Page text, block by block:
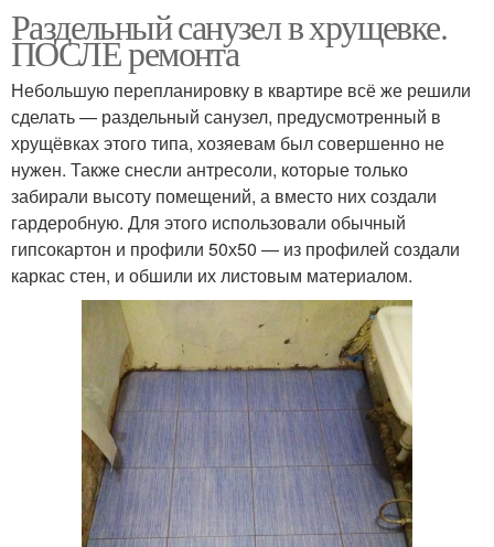
Раздельный санузел в хрущевке.
ПОСЛЕ ремонта
Небольшую перепланировку в квартире всё же решили
сделать — раздельный санузел, предусмотренный в
хрущёвках этого типа, хозяевам был совершенно не
нужен. Также снесли антресоли, которые только
забирали высоту помещений, а вместо них создали
гардеробную. Для этого использовали обычный
гипсокартон и профили 50х50 — из профилей создали
каркас стен, и обшили их листовым материалом.